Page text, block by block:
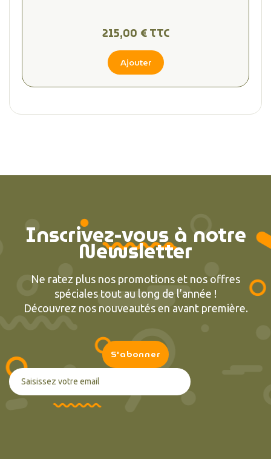
215,00 € TTC
Ajouter
Inscrivez-vous à notre
Newsletter
Ne ratez plus nos promotions et nos offres
spéciales tout au long de l’année !
Découvrez nos nouveautés en avant première.